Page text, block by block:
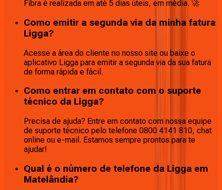
Fibra é realizada em até 5 dias úteis, em média. 🚀
Como emitir a segunda via da minha fatura
Ligga?
Acesse a área do cliente no nosso site ou baixe o
aplicativo Ligga para emitir a segunda via da sua fatura
de forma rápida e fácil.
Como entrar em contato com o suporte
técnico da Ligga?
Precisa de ajuda? Entre em contato com nossa equipe
de suporte técnico pelo telefone 0800 4141 810, chat
online ou e-mail. Estamos sempre prontos para te
ajudar!
Qual é o número de telefone da Ligga em
Matelândia?